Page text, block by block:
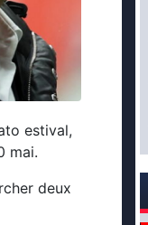
estival,
mai.
deux